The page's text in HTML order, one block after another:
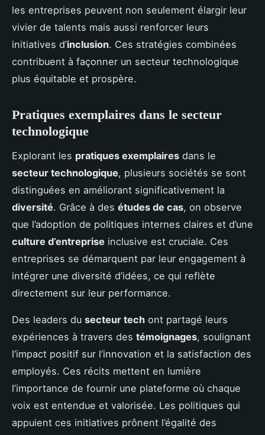
les entreprises peuvent non seulement élargir leur
vivier de talents mais aussi renforcer leurs
initiatives d’inclusion. Ces stratégies combinées
contribuent à façonner un secteur technologique
plus équitable et prospère.
Pratiques exemplaires dans le secteur
technologique
Explorant les pratiques exemplaires dans le
secteur technologique, plusieurs sociétés se sont
distinguées en améliorant significativement la
diversité. Grâce à des études de cas, on observe
que l’adoption de politiques internes claires et d’une
culture d’entreprise inclusive est cruciale. Ces
entreprises se démarquent par leur engagement à
intégrer une diversité d’idées, ce qui reflète
directement sur leur performance.
Des leaders du secteur tech ont partagé leurs
expériences à travers des témoignages, soulignant
l’impact positif sur l’innovation et la satisfaction des
employés. Ces récits mettent en lumière
l’importance de fournir une plateforme où chaque
voix est entendue et valorisée. Les politiques qui
appuient ces initiatives prônent l’égalité des